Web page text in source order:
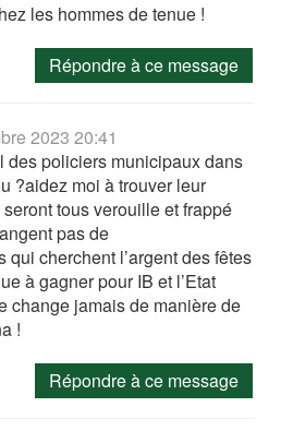
les hommes de tenue !
Répondre à ce message
2023 20:41
des policiers municipaux dans
?aidez moi à trouver leur
tous verouille et frappé
pas de
qui cherchent l’argent des fêtes
à gagner pour IB et l’Etat
change jamais de manière de
!
Répondre à ce message